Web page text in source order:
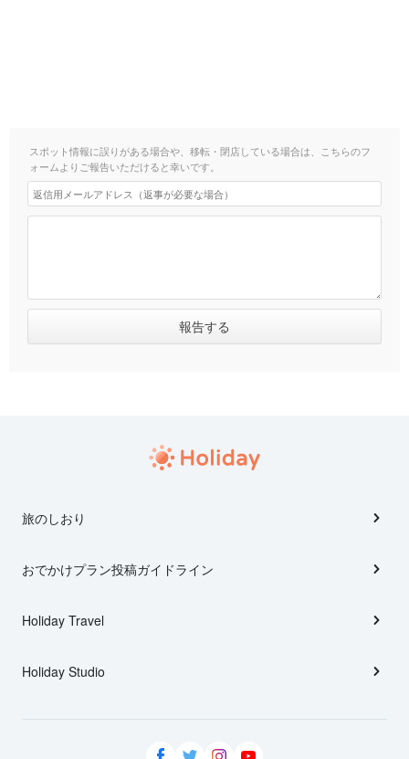
スポット情報に誤りがある場合や、移転・閉店している場合は、こちらのフ
ォームよりご報告いただけると幸いです。
旅のしおり
おでかけプラン投稿ガイドライン
Holiday Travel
Holiday Studio